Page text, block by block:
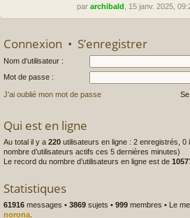
par archibald , 15 janv. 2025,
Connexion • S’enregistrer
Nom d’utilisateur :
Mot de passe :
J’ai oublié mon mot de passe
Qui est en ligne
Au total il y a 220 utilisateurs en ligne : 2 enregistrés, 0
nombre d’utilisateurs actifs ces 5 dernières minutes)
Le record du nombre d’utilisateurs en ligne est de
Statistiques
61916 messages • 3869 sujets • 999 membres • Le
norona